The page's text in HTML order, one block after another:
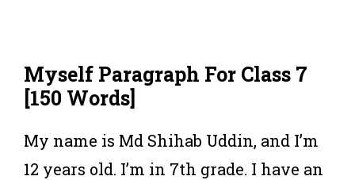
Myself Paragraph For Class 7
[150 Words]
My name is Md Shihab Uddin, and I’m
12 years old. I’m in 7th grade. I have an